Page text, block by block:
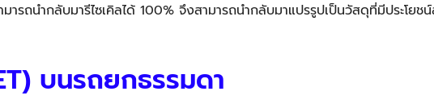
มารถนำกลับมารีไซเคิลได้ 100% จึงสามารถนำกลับมาแปรรูปเป็นวัสดุที่มีประโยช
บนรถยกธรรมดา